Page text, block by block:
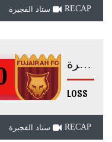
ستاد الفجيرة RECAP
الفجيرة
LOSS
ستاد الفجيرة RECAP